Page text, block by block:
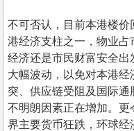
不可否认，目前本港楼
港经济支柱之一，物业
经济还是市民财富安全
大幅波动，以免对本港
突、供应链受阻及国际
不明朗因素正在增加。
界主要货币狂跌，环球